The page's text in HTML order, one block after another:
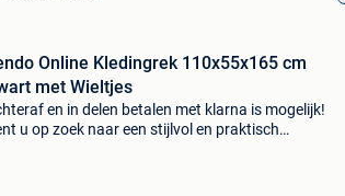
Online Kledingrek 110x55x165 cm
met Wieltjes
en in delen betalen met klarna is mogelijk!
u op zoek naar een stijlvol en praktisch